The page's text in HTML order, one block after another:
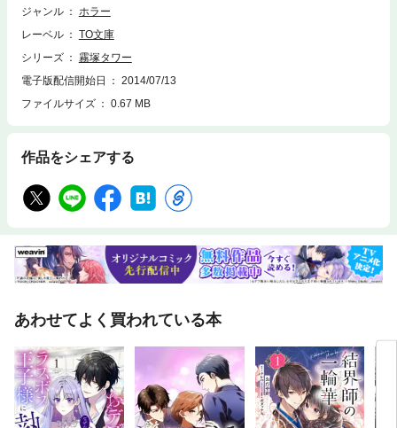
いたのか！?瑞菜がたどり着いた驚愕の真相とは！ ?
ジャンル
ホラー
レーベル
TO文庫
シリーズ
霧塚タワー
電子版配信開始日
2014/07/13
ファイルサイズ
0.67 MB
作品をシェアする
あわせてよく買われている本